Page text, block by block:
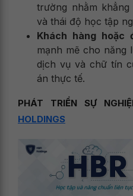
trường nhằm
và thái độ học tập
Khách hàng hoặc
mạnh mẽ cho năng
dịch vụ và chữ tín
án thực tế.
PHÁT TRIỂN SỰ
HOLDINGS